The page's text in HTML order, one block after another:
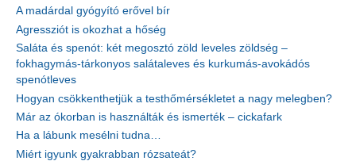
A madárdal gyógyító erővel bír
Agressziót is okozhat a hőség
Saláta és spenót: két megosztó zöld leveles zöldség –
fokhagymás-tárkonyos salátaleves és kurkumás-avokádós
spenótleves
Hogyan csökkenthetjük a testhőmérsékletet a nagy melegben?
Már az ókorban is használták és ismerték – cickafark
Ha a lábunk mesélni tudna…
Miért igyunk gyakrabban rózsateát?